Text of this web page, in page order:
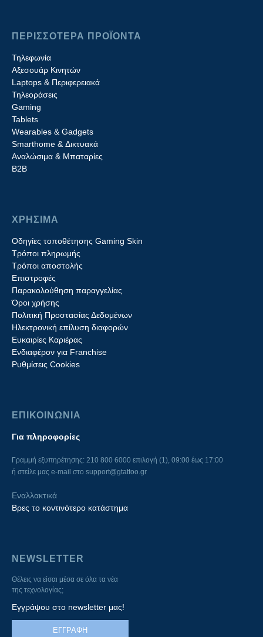
ΠΕΡΙΣΣΟΤΕΡΑ ΠΡΟΪΟΝΤΑ
Τηλεφωνία
Αξεσουάρ Κινητών
Laptops & Περιφερειακά
Τηλεοράσεις
Gaming
Tablets
Wearables & Gadgets
Smarthome & Δικτυακά
Aναλώσιμα & Μπαταρίες
Β2B
ΧΡΗΣΙΜΑ
Οδηγίες τοποθέτησης Gaming Skin
Τρόποι πληρωμής
Τρόποι αποστολής
Επιστροφές
Παρακολούθηση παραγγελίας
Όροι χρήσης
Πολιτική Προστασίας Δεδομένων
Ηλεκτρονική επίλυση διαφορών
Ευκαιρίες Καριέρας
Ενδιαφέρον για Franchise
Ρυθμίσεις Cookies
ΕΠΙΚΟΙΝΩΝΙΑ
Για πληροφορίες
Γραμμή εξυπηρέτησης: 210 800 6000 επιλογή (1), 09:00 έως 17:00
ή στείλε μας e-mail στο support@gtattoo.gr
Εναλλακτικά
Βρες το κοντινότερο κατάστημα
NEWSLETTER
Θέλεις να είσαι μέσα σε όλα τα νέα
της τεχνολογίας;
Εγγράψου στο newsletter μας!
ΕΓΓΡΑΦΗ